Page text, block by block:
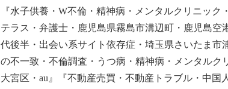
『水子供養・W不倫・精神病・メンタルクリニッ
テラス・弁護士・鹿児島県霧島市溝辺町・鹿児島空
代後半・出会い系サイト依存症・埼玉県さいたま市
の不一致・不倫調査・うつ病・精神病・メンタルク
大宮区・au』『不動産売買・不動産トラブル・中国